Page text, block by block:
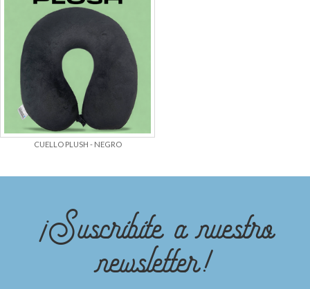
CUELLO PLUSH - NEGRO
¡Suscribite a nuestro
newsletter!